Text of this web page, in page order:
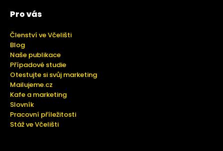
Pro vás
Členství ve Včelišti
Blog
Naše publikace
Případové studie
Otestujte si svůj marketing
Mailujeme.cz
Kafe a marketing
Slovník
Pracovní příležitosti
Stáž ve Včelišti